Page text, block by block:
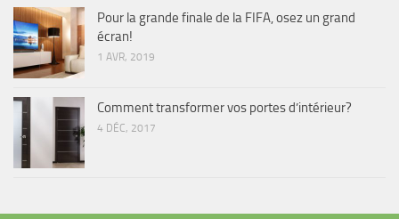
Pour la grande finale de la FIFA, osez un grand
écran!
1 AVR, 2019
Comment transformer vos portes d’intérieur?
4 DÉC, 2017